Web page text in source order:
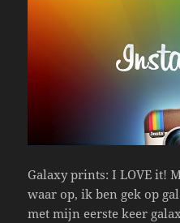
Galaxy prints: I LOVE it!
waar op, ik ben gek op
met mijn eerste keer